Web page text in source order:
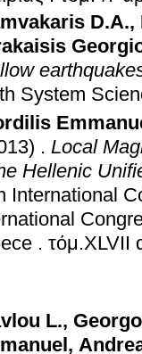
D.A.,
System
. Local
Hellenic
International
.
L.,
,